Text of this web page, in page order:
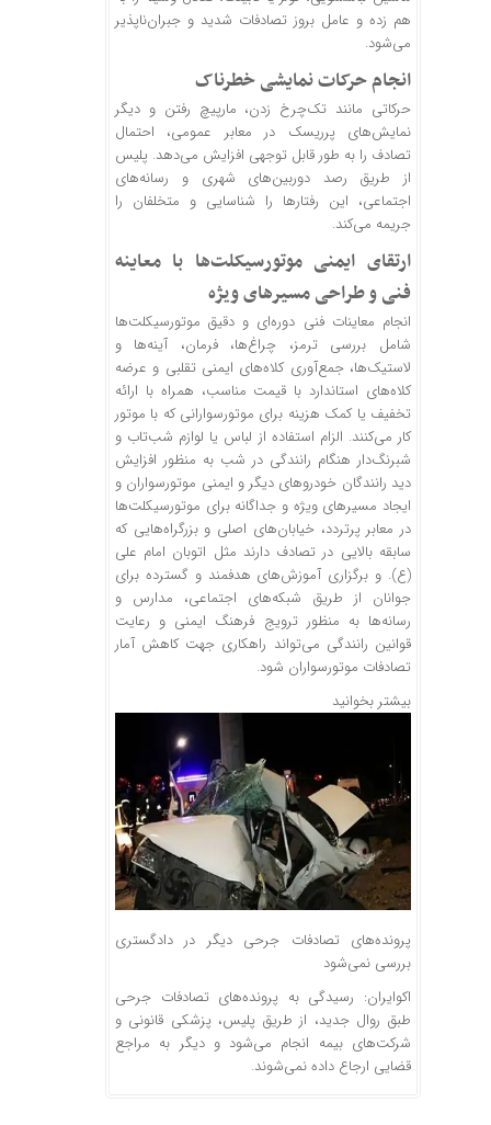
هم زده و عامل بروز تصادفات شدید و جبران‌ناپذیر
می‌شود.
انجام حرکات نمایشی خطرناک
حرکاتی مانند تک‌چرخ زدن، مارپیچ رفتن و دیگر
نمایش‌های پرریسک در معابر عمومی، احتمال
تصادف را به طور قابل توجهی افزایش می‌دهد. پلیس
از طریق رصد دوربین‌های شهری و رسانه‌های
اجتماعی، این رفتارها را شناسایی و متخلفان را
جریمه می‌کند.
ارتقای ایمنی موتورسیکلت‌ها با معاینه
فنی و طراحی مسیرهای ویژه
انجام معاینات فنی دوره‌ای و دقیق موتورسیکلت‌ها
شامل بررسی ترمز، چراغ‌ها، فرمان، آینه‌ها و
لاستیک‌ها، جمع‌آوری کلاه‌های ایمنی تقلبی و عرضه
کلاه‌های استاندارد با قیمت مناسب، همراه با ارائه
تخفیف یا کمک هزینه برای موتورسوارانی که با موتور
کار می‌کنند. الزام استفاده از لباس یا لوازم شب‌تاب و
شبرنگ‌دار هنگام رانندگی در شب به منظور افزایش
دید رانندگان خودروهای دیگر و ایمنی موتورسواران و
ایجاد مسیرهای ویژه و جداگانه برای موتورسیکلت‌ها
در معابر پرتردد، خیابان‌های اصلی و بزرگراه‌هایی که
سابقه بالایی در تصادف دارند مثل اتوبان امام علی
(ع). و برگزاری آموزش‌های هدفمند و گسترده برای
جوانان از طریق شبکه‌های اجتماعی، مدارس و
رسانه‌ها به منظور ترویج فرهنگ ایمنی و رعایت
قوانین رانندگی می‌تواند راهکاری جهت کاهش آمار
تصادفات موتورسواران شود.
بیشتر بخوانید
پرونده‌های تصادفات جرحی دیگر در دادگستری
بررسی نمی‌شود
اکوایران: رسیدگی به پرونده‌های تصادفات جرحی
طبق روال جدید، از طریق پلیس، پزشکی قانونی و
شرکت‌های بیمه انجام می‌شود و دیگر به مراجع
قضایی ارجاع داده نمی‌شوند.